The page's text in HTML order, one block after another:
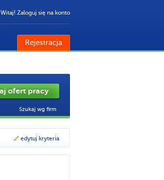
Witaj! Zaloguj się na konto
Rejestracja
Szukaj wg firm
edytuj kryteria